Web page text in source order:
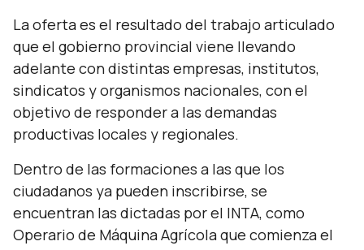
La oferta es el resultado del trabajo articulado
que el gobierno provincial viene llevando
adelante con distintas empresas, institutos,
sindicatos y organismos nacionales, con el
objetivo de responder a las demandas
productivas locales y regionales.
Dentro de las formaciones a las que los
ciudadanos ya pueden inscribirse, se
encuentran las dictadas por el INTA, como
Operario de Máquina Agrícola que comienza el